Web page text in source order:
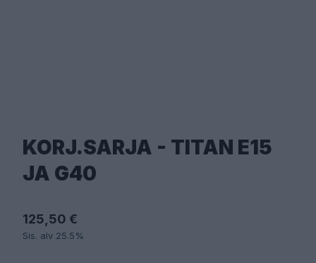
KORJ.SARJA - TITAN E15
JA G40
125,50 €
Sis. alv 25.5%